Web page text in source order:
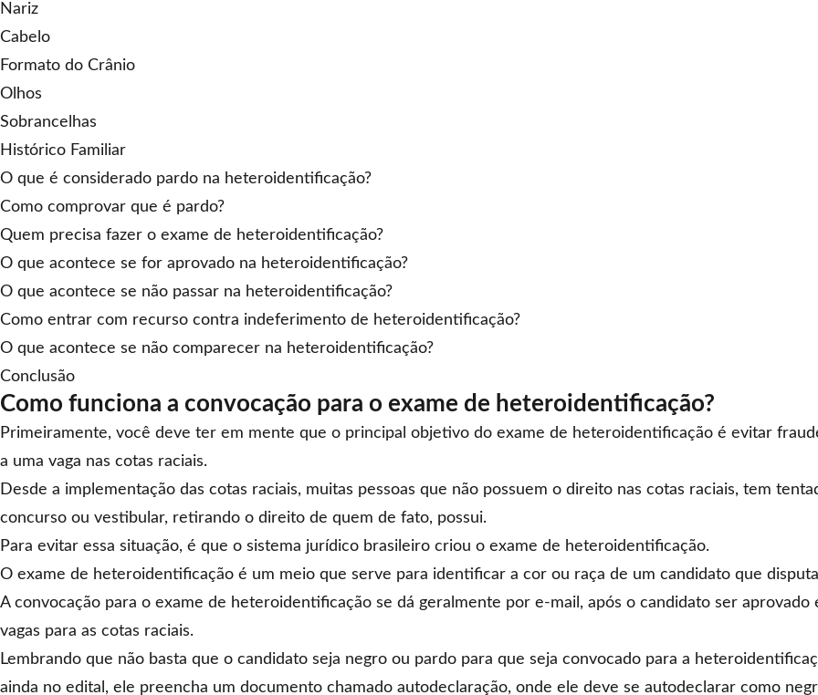
Nariz
Cabelo
Formato do Crânio
Olhos
Sobrancelhas
Histórico Familiar
O que é considerado pardo na heteroidentificação?
Como comprovar que é pardo?
Quem precisa fazer o exame de heteroidentificação?
O que acontece se for aprovado na heteroidentificação?
O que acontece se não passar na heteroidentificação?
Como entrar com recurso contra indeferimento de heteroidentificação?
O que acontece se não comparecer na heteroidentificação?
Conclusão
Como funciona a convocação para o exame de heteroidentificação?
Primeiramente, você deve ter em mente que o principal objetivo do exame de heteroidentificação é evitar
a uma vaga nas cotas raciais.
Desde a implementação das cotas raciais, muitas pessoas que não possuem o direito nas cotas raciais, tem
concurso ou vestibular, retirando o direito de quem de fato, possui.
Para evitar essa situação, é que o sistema jurídico brasileiro criou o exame de heteroidentificação.
O exame de heteroidentificação é um meio que serve para identificar a cor ou raça de um candidato que
A convocação para o exame de heteroidentificação se dá geralmente por e-mail, após o candidato ser
vagas para as cotas raciais.
Lembrando que não basta que o candidato seja negro ou pardo para que seja convocado para a
ainda no edital, ele preencha um documento chamado autodeclaração, onde ele deve se autodeclarar como